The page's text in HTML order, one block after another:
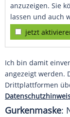
anzuzeigen. Sie
lassen und auch
jetzt
Ich bin damit
angezeigt werden.
Drittplattformen
Gurkenmaske: